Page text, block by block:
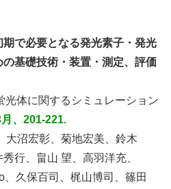
で必要となる発光素子・発光
基礎技術・装置・測定、評価
光体に関するシミュレーション
、201-221.
大沼宏彰、菊地宏美、鈴木
行、畠山 望、高羽洋充、
久保百司、梶山博司、篠田